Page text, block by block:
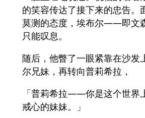
的笑容传达了接下来的忠告。
莫测的态度，埃布尔——即文
只能叹息。
随后，他瞥了一眼紧靠在沙发
尔兄妹，再转向普莉希拉，
「普莉希拉——你是这个世界
戒心的妹妹。」